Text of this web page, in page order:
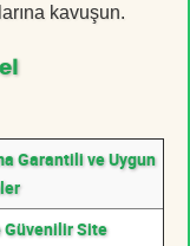
kavuşun.
Garantili ve Uygun
Güvenilir Site